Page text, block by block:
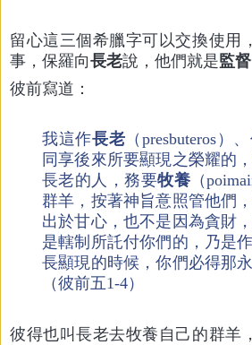
留心這三個希臘字可以交換使用
事，保羅向長老說，他們就是監督
彼前寫道：
我這作長老 （presbuteros）
同享後來所要顯現之榮耀的
長老的人，務要牧養 （
群羊，按著神旨意照管他們
出於甘心，也不是因為貪財
是轄制所託付你們的，乃是
長顯現的時候，你們必得那
（彼前五1-4）
彼得也叫長老去牧養自己的群羊